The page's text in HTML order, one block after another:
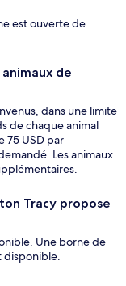
est ouverte de
de
dans une limite
de chaque animal
75 USD par
Les animaux
Tracy propose
Une borne de
disponible.